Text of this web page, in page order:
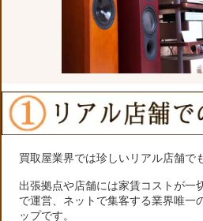
買取屋業界では珍しいリアル店舗で
出張拠点や店舗には家賃コストが一
で運営、ネットで集客する業界唯一
ップです。